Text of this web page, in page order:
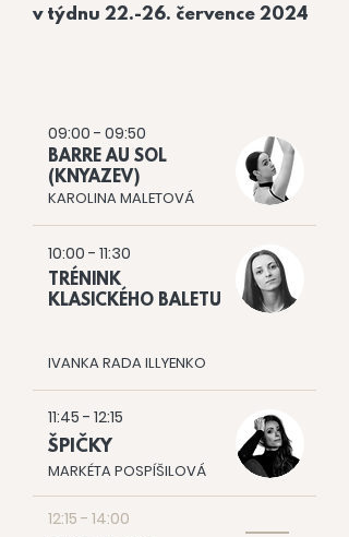
v týdnu 22.-26. července 2024
BARRE AU SOL
(KNYAZEV)
KAROLINA MALETOVÁ
09:00 - 09:50
TRÉNINK
KLASICKÉHO BALETU
IVANKA RADA ILLYENKO
10:00 - 11:30
ŠPIČKY
MARKÉTA POSPÍŠILOVÁ
11:45 - 12:15
12:15 - 14:00